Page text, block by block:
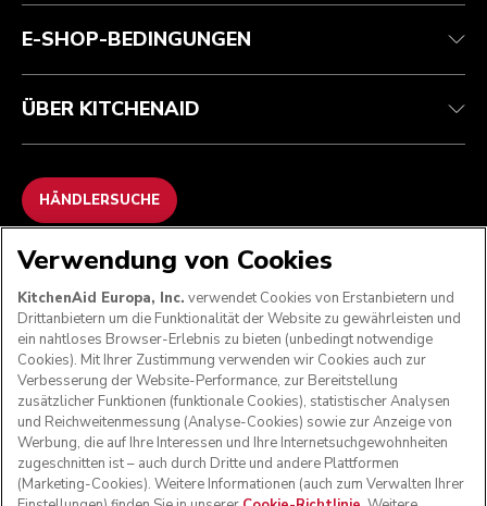
ODR
E-SHOP-BEDINGUNGEN
ÜBER KITCHENAID
HÄNDLERSUCHE
WIR AKZEPTIEREN
FOLGEN SIE UNS
Verwendung von Cookies
KitchenAid Europa, Inc. verwendet Cookies von Erstanbietern und
Drittanbietern um die Funktionalität der Website zu gewährleisten und
ein nahtloses Browser-Erlebnis zu bieten (unbedingt notwendige
Cookies). Mit Ihrer Zustimmung verwenden wir Cookies auch zur
Verbesserung der Website-Performance, zur Bereitstellung
zusätzlicher Funktionen (funktionale Cookies), statistischer Analysen
und Reichweitenmessung (Analyse-Cookies) sowie zur Anzeige von
Werbung, die auf Ihre Interessen und Ihre Internetsuchgewohnheiten
zugeschnitten ist – auch durch Dritte und andere Plattformen
(Marketing-Cookies). Weitere Informationen (auch zum Verwalten Ihrer